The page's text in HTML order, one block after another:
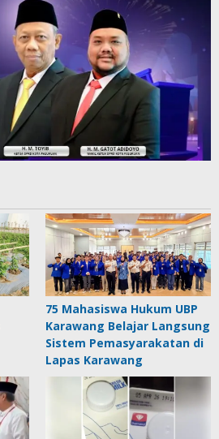
75 Mahasiswa Hukum UBP
Karawang Belajar Langsung
Sistem Pemasyarakatan di
Lapas Karawang